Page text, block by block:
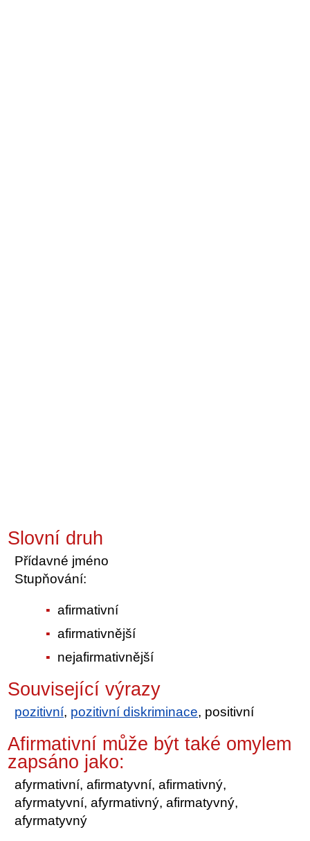
Slovní druh
Přídavné jméno
Stupňování:
afirmativní
afirmativnější
nejafirmativnější
Související výrazy
pozitivní, pozitivní diskriminace, positivní
Afirmativní může být také omylem
zapsáno jako:
afyrmativní, afirmatyvní, afirmativný,
afyrmatyvní, afyrmativný, afirmatyvný,
afyrmatyvný